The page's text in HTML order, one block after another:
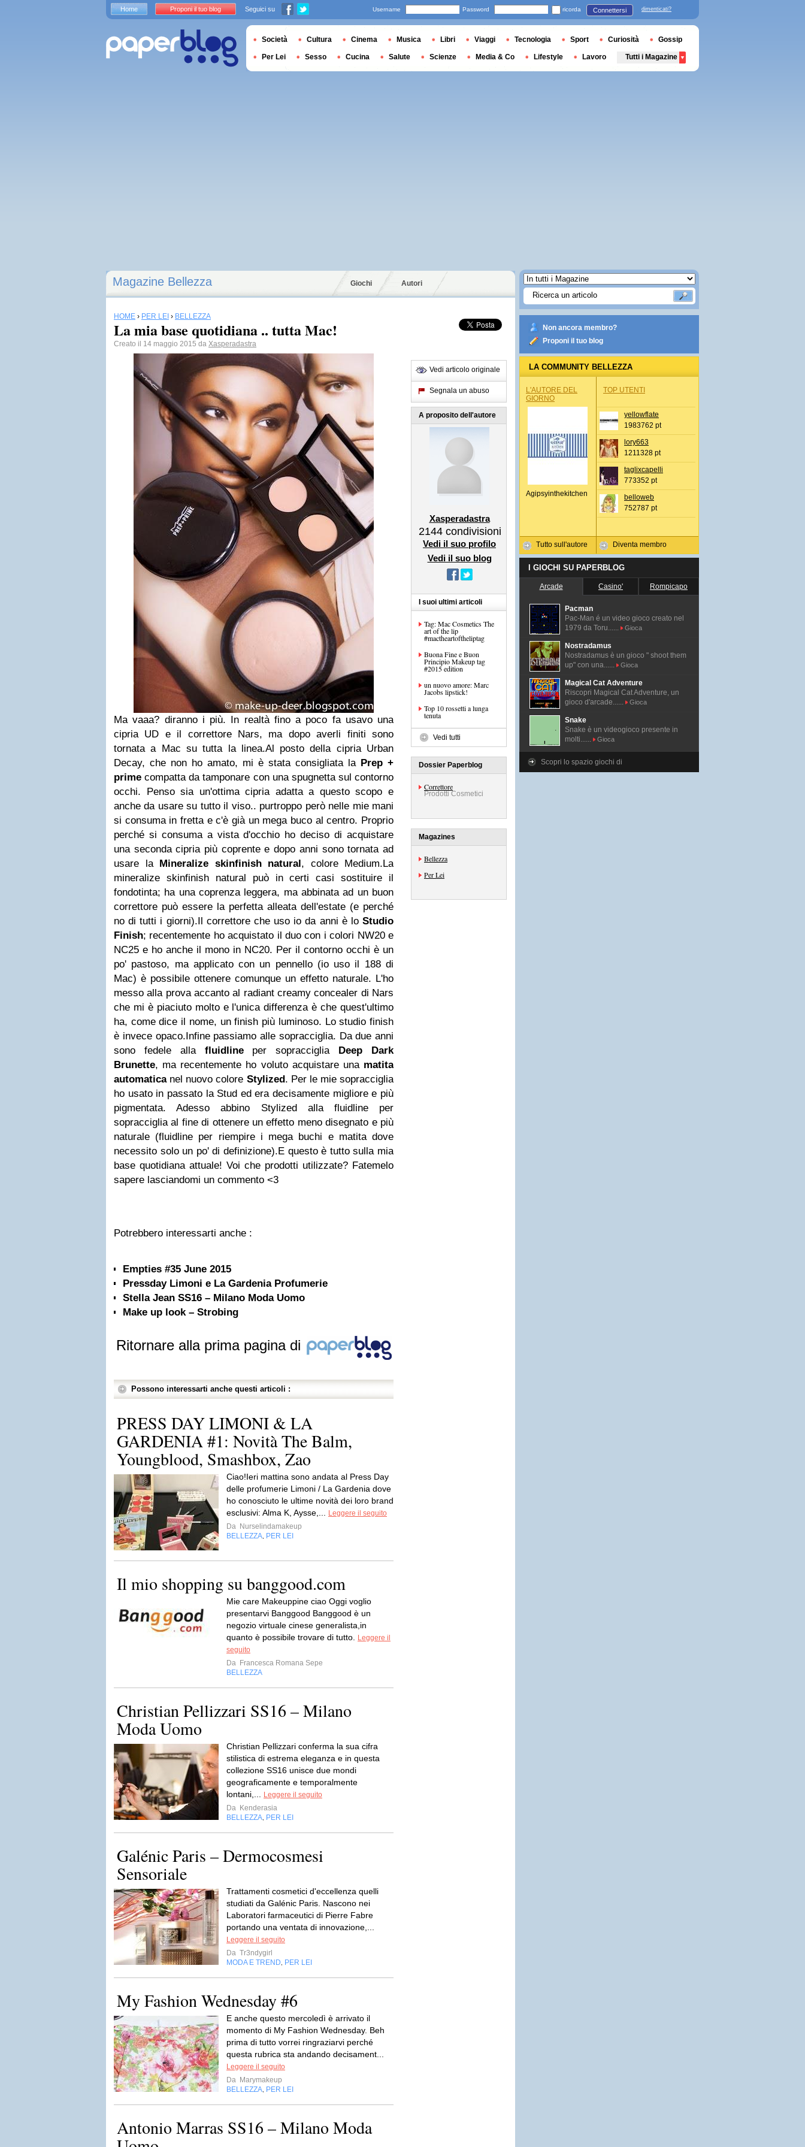
Magazine Bellezza Giochi Autori
HOME › PER LEI › BELLEZZA
La mia base quotidiana .. tutta Mac!
Creato il 14 maggio 2015 da Xasperadastra
Ma vaaa? diranno i più. In realtà fino a poco fa usavo una
cipria UD e il correttore Nars, ma dopo averli finiti sono
tornata a Mac su tutta la linea.Al posto della cipria Urban
Decay, che non ho amato, mi è stata consigliata la Prep +
primecompatta da tamponare con una spugnetta sul contorno
occhi. Penso sia un'ottima cipria adatta a questo scopo e
anche da usare su tutto il viso.. purtroppo però nelle mie mani
si consuma in fretta e c'è già un mega buco al centro. Proprio
perché si consuma a vista d'occhio ho deciso di acquistare
una seconda cipria più coprente e dopo anni sono tornata ad
usare la Mineralize skinfinish natural, colore Medium.La
mineralize skinfinish natural può in certi casi sostituire il
fondotinta; ha una coprenza leggera, ma abbinata ad un buon
correttore può essere la perfetta alleata dell'estate (e perché
no di tutti i giorni).Il correttore che uso io da anni è lo Studio
Finish; recentemente ho acquistato il duo con i colori NW20 e
NC25 e ho anche il mono in NC20. Per il contorno occhi è un
po' pastoso, ma applicato con un pennello (io uso il 188 di
Mac) è possibile ottenere comunque un effetto naturale. L'ho
messo alla prova accanto al radiant creamy concealer di Nars
che mi è piaciuto molto e l'unica differenza è che quest'ultimo
ha, come dice il nome, un finish più luminoso. Lo studio finish
è invece opaco.Infine passiamo alle sopracciglia. Da due anni
sono fedele alla fluidlineper sopracciglia Deep Dark
Brunette, ma recentemente ho voluto acquistare una matita
automaticanel nuovo colore Stylized. Per le mie sopracciglia
ho usato in passato la Stud ed era decisamente migliore e più
pigmentata. Adesso abbino Stylized alla fluidline per
sopracciglia al fine di ottenere un effetto meno disegnato e più
naturale (fluidline per riempire i mega buchi e matita dove
necessito solo un po' di definizione).E questo è tutto sulla mia
base quotidiana attuale! Voi che prodotti utilizzate? Fatemelo
sapere lasciandomi un commento <3
Potrebbero interessarti anche :
Empties #35 June 2015
Pressday Limoni e La Gardenia Profumerie
Stella Jean SS16 – Milano Moda Uomo
Make up look – Strobing
Ritornare alla prima pagina di
Possono interessarti anche questi articoli :
PRESS DAY LIMONI & LA
GARDENIA #1: Novità The Balm,
Youngblood, Smashbox, Zao
Ciao!Ieri mattina sono andata al Press Day
delle profumerie Limoni / La Gardenia dove
ho conosciuto le ultime novità dei loro brand
esclusivi: Alma K, Aysse,...
Leggere il seguito
Da Nurselindamakeup
BELLEZZA PER LEI
Il mio shopping su banggood.com
Mie care Makeuppine ciao Oggi voglio
presentarvi Banggood Banggood è un
negozio virtuale cinese generalista,in
quanto è possibile trovare di tutto.
Leggere il
seguito
Da Francesca Romana Sepe
BELLEZZA
Christian Pellizzari SS16 – Milano
Moda Uomo
Christian Pellizzari conferma la sua cifra
stilistica di estrema eleganza e in questa
collezione SS16 unisce due mondi
geograficamente e temporalmente
lontani,...
Leggere il seguito
Da Kenderasia
BELLEZZA PER LEI
Galénic Paris – Dermocosmesi
Sensoriale
Trattamenti cosmetici d'eccellenza quelli
studiati da Galénic Paris. Nascono nei
Laboratori farmaceutici di Pierre Fabre
portando una ventata di innovazione,...
Leggere il seguito
Da Tr3ndygirl
MODA E TREND
PER LEI
My Fashion Wednesday #6
E anche questo mercoledì è arrivato il
momento di My Fashion Wednesday. Beh
prima di tutto vorrei ringraziarvi perché
questa rubrica sta andando decisament...
Leggere il seguito
Da Marymakeup
BELLEZZA PER LEI
Antonio Marras SS16 – Milano Moda
Vedi articolo originale
Segnala un abuso
A proposito dell'autore
Xasperadastra
2144 condivisioni
Vedi il suo profilo
Vedi il suo blog
I suoi ultimi articoli
Tag: Mac Cosmetics The
art of the lip
#mactheartoftheliptag
Buona Fine e Buon
Principio Makeup tag
#2015 edition
un nuovo amore: Marc
Jacobs lipstick!
Top 10 rossetti a lunga
tenuta
Vedi tutti
Dossier Paperblog
Correttore
Prodotti Cosmetici
Magazines
Bellezza
Per Lei
Non ancora membro?
Proponi il tuo blog
LA COMMUNITY BELLEZZA
L'AUTORE DEL
GIORNO
Agipsyinthekitchen
Tutto sull'autore
TOP UTENTI
yellowflate
1983762 pt
lory663
1211328 pt
taglixcapelli
773352 pt
belloweb
752787 pt
Diventa membro
I GIOCHI SU PAPERBLOG
Arcade Casino' Rompicapo
Pacman
Pac-Man é un video gioco creato nel
1979 da Toru......
Gioca
Nostradamus
Nostradamus è un gioco " shoot them
up" con una......
Gioca
Magical Cat Adventure
Riscopri Magical Cat Adventure, un
gioco d'arcade......
Gioca
Snake
Snake è un videogioco presente in
molti......
Gioca
Scopri lo spazio giochi di
Home Proponi il tuo blog Seguici su Username Password ricorda Connettersi dimenticati?
Società Cultura Cinema Musica Libri Viaggi Tecnologia Sport Curiosità Gossip
Per Lei Sesso Cucina Salute Scienze Media & Co Lifestyle Lavoro Tutti i Magazine